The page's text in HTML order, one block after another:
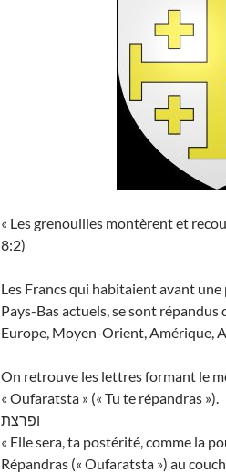
« Les grenouilles montèrent et
8:2)
Les Francs qui habitaient avant
Pays-Bas actuels, se sont répandus
Europe, Moyen-Orient, Amérique,
On retrouve les lettres formant le
« Oufaratsta » (« Tu te répandras »).
ופרצת
« Elle sera, ta postérité, comme la
Répandras (« Oufaratsta ») au